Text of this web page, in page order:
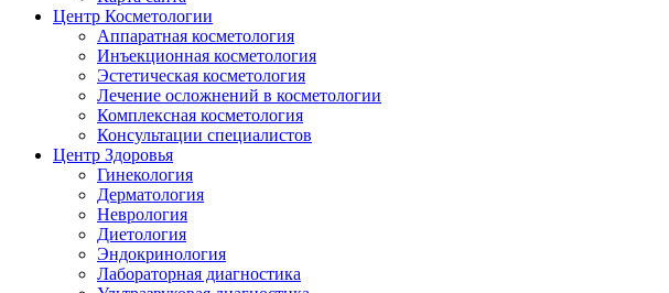
Центр Косметологии
Аппаратная косметология
Инъекционная косметология
Эстетическая косметология
Лечение осложнений в косметологии
Комплексная косметология
Консультации специалистов
Центр Здоровья
Гинекология
Дерматология
Неврология
Диетология
Эндокринология
Лабораторная диагностика